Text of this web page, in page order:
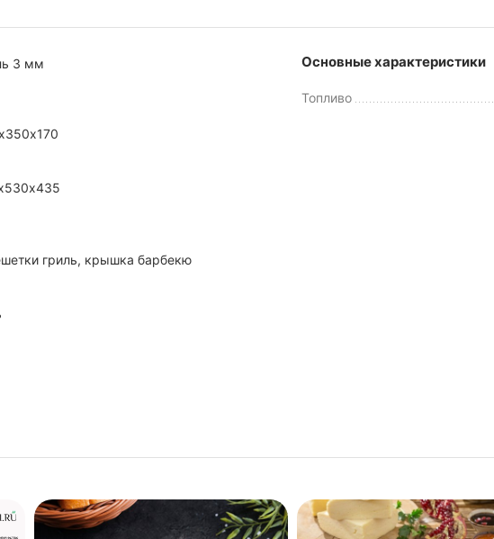
3 мм
гриль, крышка барбекю
Основные характеристики
Топливо